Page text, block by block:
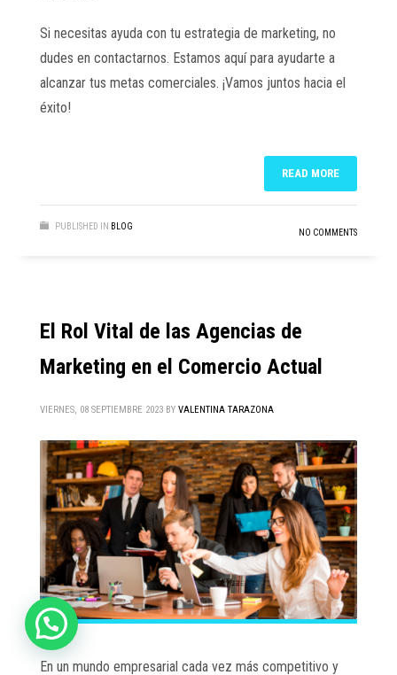
Si necesitas ayuda con tu estrategia de marketing, no
dudes en contactarnos. Estamos aquí para ayudarte a
alcanzar tus metas comerciales. ¡Vamos juntos hacia el
éxito!
READ MORE
PUBLISHED IN BLOG
NO COMMENTS
El Rol Vital de las Agencias de
Marketing en el Comercio Actual
VIERNES, 08 SEPTIEMBRE 2023 BY VALENTINA TARAZONA
En un mundo empresarial cada vez más competitivo y